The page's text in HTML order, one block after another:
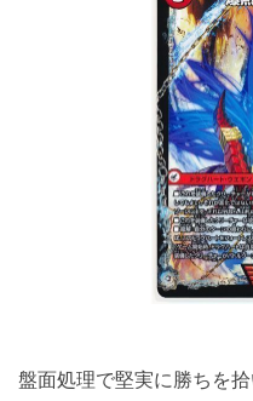
盤面処理で堅実に勝ちを